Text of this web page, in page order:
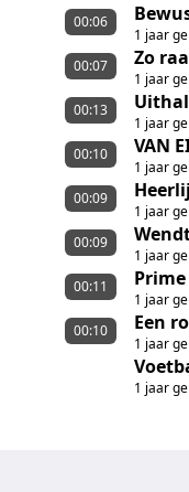
1 jaar
00:06
Zo
1 jaar
00:07
1 jaar
00:13
VAN
1 jaar
00:10
1 jaar
00:09
1 jaar
00:09
1 jaar
00:11
Een
1 jaar
00:10
1 jaar